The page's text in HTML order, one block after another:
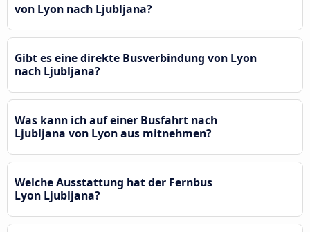
von Lyon nach Ljubljana?
Gibt es eine direkte Busverbindung von Lyon
nach Ljubljana?
Was kann ich auf einer Busfahrt nach
Ljubljana von Lyon aus mitnehmen?
Welche Ausstattung hat der Fernbus
Lyon Ljubljana?